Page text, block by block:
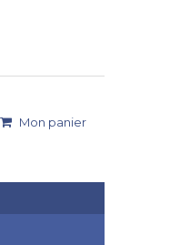
Mon panier